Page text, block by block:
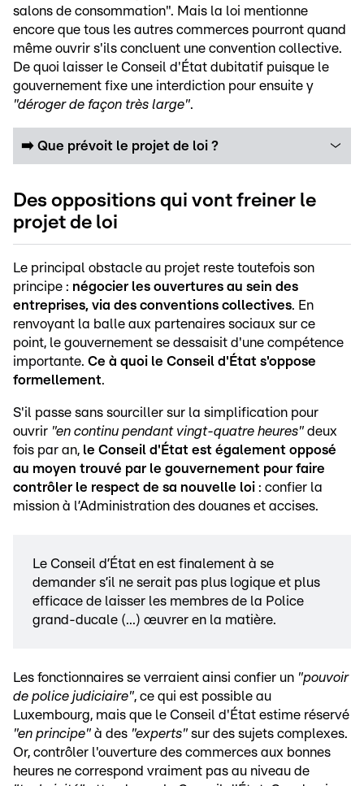
salons de consommation". Mais la loi mentionne
encore que tous les autres commerces pourront quand
même ouvrir s'ils concluent une convention collective.
De quoi laisser le Conseil d'État dubitatif puisque le
gouvernement fixe une interdiction pour ensuite y
"déroger de façon très large".
➡️ Que prévoit le projet de loi ?
Des oppositions qui vont freiner le
projet de loi
Le principal obstacle au projet reste toutefois son
principe : négocier les ouvertures au sein des
entreprises, via des conventions collectives. En
renvoyant la balle aux partenaires sociaux sur ce
point, le gouvernement se dessaisit d'une compétence
importante. Ce à quoi le Conseil d'État s'oppose
formellement.
S'il passe sans sourciller sur la simplification pour
ouvrir "en continu pendant vingt-quatre heures" deux
fois par an, le Conseil d'État est également opposé
au moyen trouvé par le gouvernement pour faire
contrôler le respect de sa nouvelle loi : confier la
mission à l’Administration des douanes et accises.
Le Conseil d’État en est finalement à se
demander s’il ne serait pas plus logique et plus
efficace de laisser les membres de la Police
grand-ducale (...) œuvrer en la matière.
Les fonctionnaires se verraient ainsi confier un "pouvoir
de police judiciaire", ce qui est possible au
Luxembourg, mais que le Conseil d'État estime réservé
"en principe" à des "experts" sur des sujets complexes.
Or, contrôler l'ouverture des commerces aux bonnes
heures ne correspond vraiment pas au niveau de